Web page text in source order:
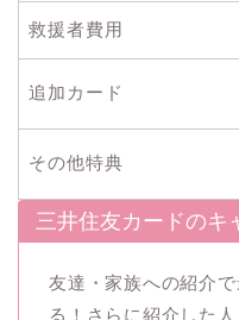
救援者費用
追加カード
その他特典
三井住友カードのキ
友達・家族への紹介
る！さらに紹介した